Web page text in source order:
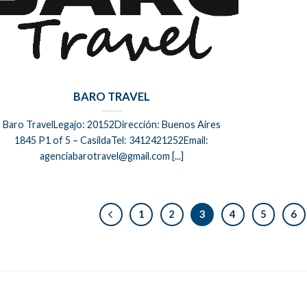
BARO TRAVEL
Baro TravelLegajo: 20152Dirección: Buenos Aires
1845 P1 of 5 – CasildaTel: 3412421252Email:
agenciabarotravel@gmail.com [...]
1 2 3 4 5 6